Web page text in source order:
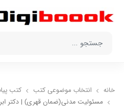
خانه انتخاب​ موضوعي​ کتب
کتب
مسئولیت مدنی(ضمان قهری) | دکتر